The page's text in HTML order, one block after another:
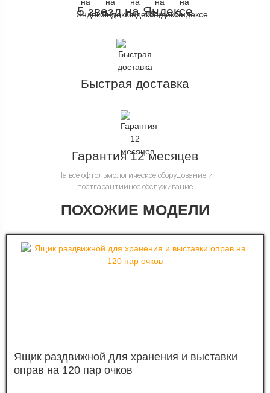
5 звезд на Яндексе
Быстрая доставка
Гарантия 12 месяцев
На все офтольмологическое оборудование и
постгарантийное обслуживание
ПОХОЖИЕ МОДЕЛИ
Ящик раздвижной для хранения и выставки
оправ на 120 пар очков